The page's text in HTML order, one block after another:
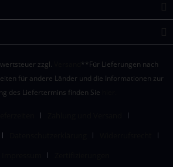
zzgl.
**Für Lieferungen nach
für andere Länder und die Informationen zur
des Liefertermins finden Sie